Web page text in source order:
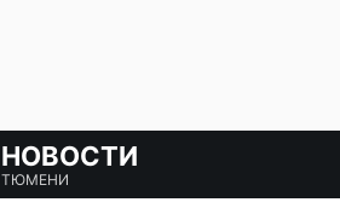
НОВОСТИ
ТЮМЕНИ